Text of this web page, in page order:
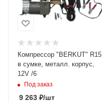
Компрессор "BERKUT" R15
в сумке, металл. корпус,
12V /6
Под заказ
9 263 ₽/шт